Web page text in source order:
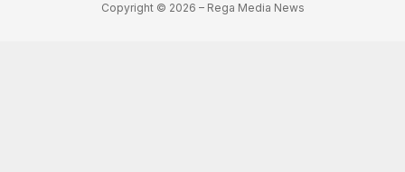
Copyright © 2026 – Rega Media News